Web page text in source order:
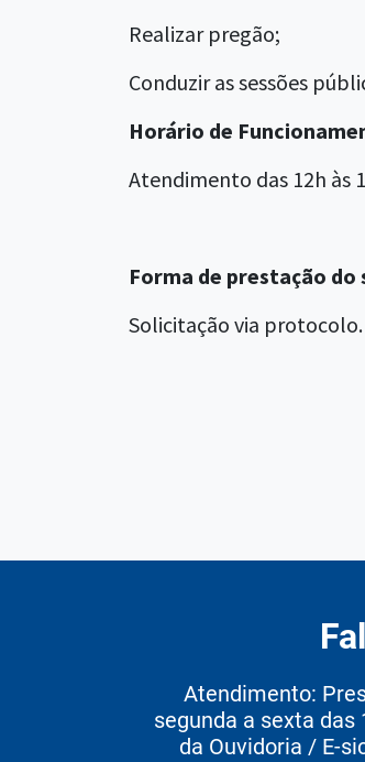
Realizar pregão;
Conduzir as sessões
Horário de
Atendimento das 12h às
Forma de prestação do
Solicitação via protocolo.
Atendimento:
segunda a sexta das
da Ouvidoria / E-